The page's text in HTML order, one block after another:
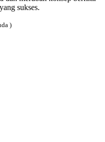
sukses.
)